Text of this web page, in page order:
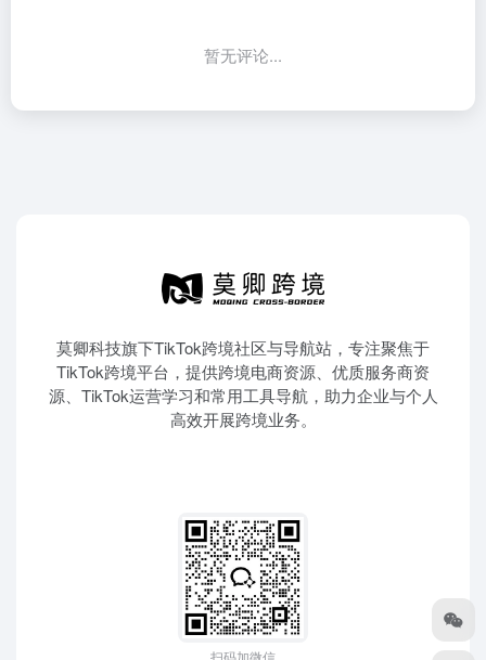
暂无评论...
莫卿科技旗下TikTok跨境社区与导航站，专注聚焦于
TikTok跨境平台，提供跨境电商资源、优质服务商资
源、TikTok运营学习和常用工具导航，助力企业与个人
高效开展跨境业务。
扫码加微信